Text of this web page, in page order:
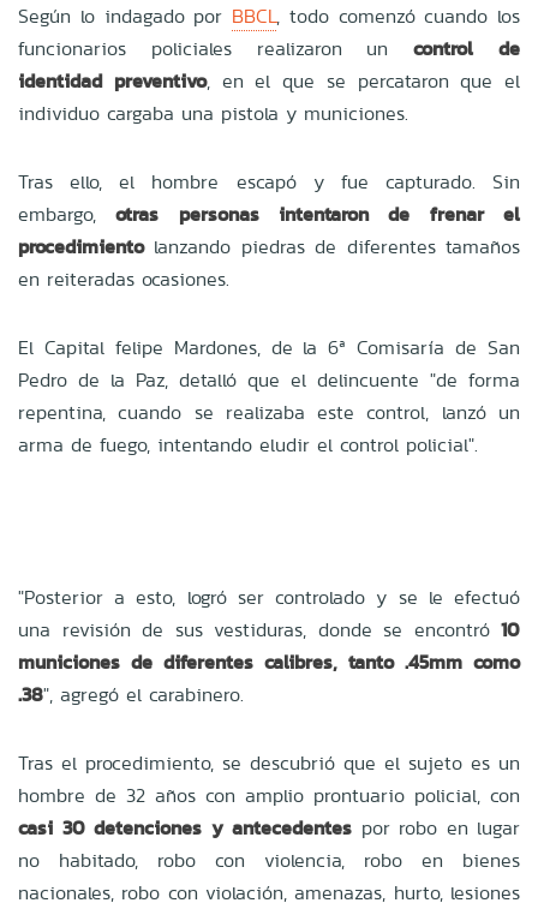
Según lo indagado por BBCL, todo comenzó cuando los
funcionarios policiales realizaron uncontrol de
identidad preventivo, en el que se percataron que el
individuo cargaba una pistola y municiones.
Tras ello, el hombre escapó y fue capturado. Sin
embargo,otras personas intentaron de frenar el
procedimientolanzando piedras de diferentes tamaños
en reiteradas ocasiones.
El Capital felipe Mardones, de la 6ª Comisaría de San
Pedro de la Paz, detalló que el delincuente "de forma
repentina, cuando se realizaba este control, lanzó un
arma de fuego, intentando eludir el control policial".
"Posterior a esto, logró ser controlado y se le efectuó
una revisión de sus vestiduras, donde se encontró 10
municiones de diferentes calibres, tanto .45mm como
.38", agregó el carabinero.
Tras el procedimiento, se descubrió que el sujeto es un
hombre de 32 años con amplio prontuario policial, con
casi 30 detenciones y antecedentes por robo en lugar
no habitado, robo con violencia, robo en bienes
nacionales, robo con violación, amenazas, hurto, lesiones